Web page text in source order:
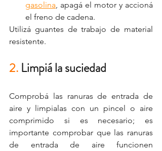
gasolina, apagá el motor y accioná
el freno de cadena.
Utilizá guantes de trabajo de material
resistente.
2. Limpiá la suciedad
Comprobá las ranuras de entrada de
aire y limpialas con un pincel o aire
comprimido si es necesario; es
importante comprobar que las ranuras
de entrada de aire funcionen